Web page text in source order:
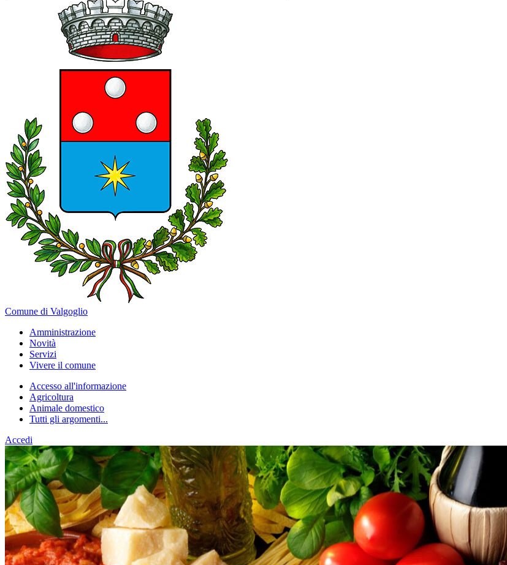
Comune di Valgoglio
Amministrazione
Novità
Servizi
Vivere il comune
Accesso all'informazione
Agricoltura
Animale domestico
Tutti gli argomenti...
Accedi